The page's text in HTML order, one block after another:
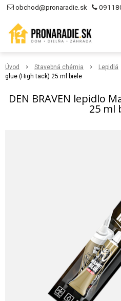
obchod@pronaradie.sk
Úvod Stavebná chémia Lepidlá
glue (High tack) 25 ml biele
DEN BRAVEN lepidlo
25 ml